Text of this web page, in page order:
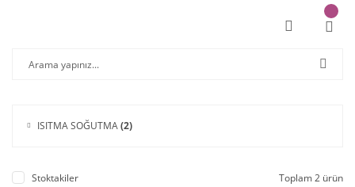
ISITMA SOĞUTMA(2)
Stoktakiler Toplam 2 ürün